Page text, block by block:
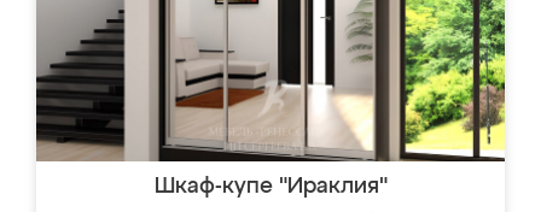
Шкаф-купе "Ираклия"